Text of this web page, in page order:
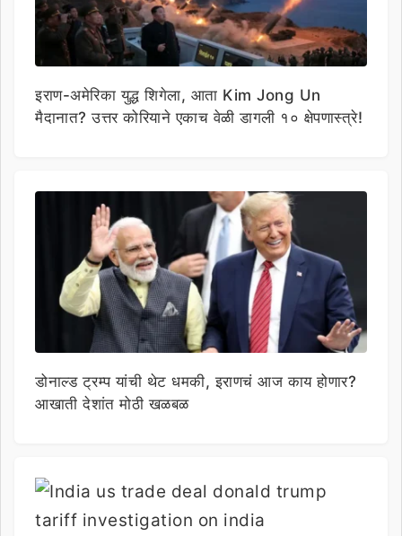
इराण-अमेरिका युद्ध शिगेला, आता Kim Jong Un
मैदानात? उत्तर कोरियाने एकाच वेळी डागली १० क्षेपणास्त्रे!
डोनाल्ड ट्रम्प यांची थेट धमकी, इराणचं आज काय होणार?
आखाती देशांत मोठी खळबळ